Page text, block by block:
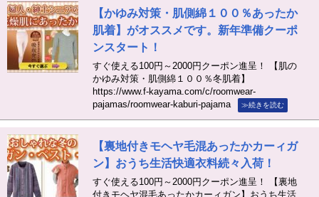
【かゆみ対策・肌側綿１００％あったか
肌着】がオススメです。新年準備クーポ
ンスタート！
すぐ使える100円～2000円クーポン進呈！ 【肌の
かゆみ対策・肌側綿１００％冬肌着】
https://www.f-kayama.com/c/roomwear-
pajamas/roomwear-kaburi-pajama
≫続きを読む
【裏地付きモヘヤ毛混あったかカーィガ
ン】おうち生活快適衣料続々入荷！
すぐ使える100円～2000円クーポン進呈！ 【裏地
付きモヘヤ混毛あったかカーィガン】おうち生活